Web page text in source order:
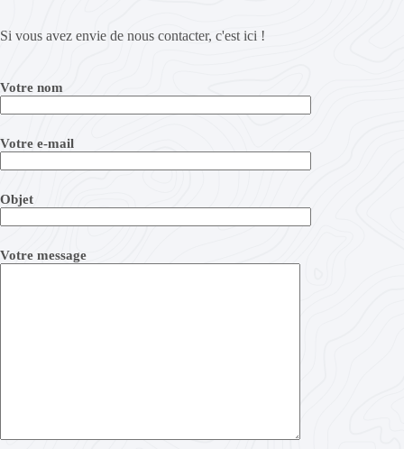
Si vous avez envie de nous contacter, c'est ici !
Votre nom
Votre e-mail
Objet
Votre message